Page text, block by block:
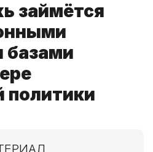
займётся
базами